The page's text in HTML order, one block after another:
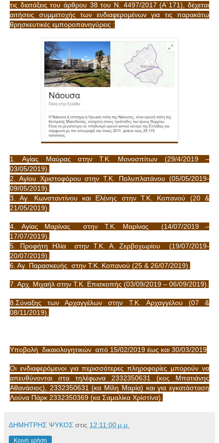
τις διατάξεις του άρθρου 38 του Ν. 4497/2017 (Α΄171), δέχεται
αιτήσεις συμμετοχής των ενδιαφερομένων για τις παρακάτω
θρησκευτικές εμποροπανηγύρεις :
1. Αγίας Μαύρας στην Τ.Κ. Μονοσπίτων (29/4/2019 –
03/05/2019).
2. Αγίου Χριστοφόρου στην Τ.Κ. Πολυπλατάνου (05/05/2019-
09/05/2019).
3. Αγ. Κωνσταντίνου και Ελένης στην Τ.Κ. Κοπανού (20 &
21/05/2019).
4. Αγίας Μαρίνας στην Τ.Κ. Μαρίνας (14/07/2019 –
17/07/2019).
5. Προφήτη Ηλία στην Τ.Κ. Α. Ζερβοχωρίου (19/07/2019-
20/07/2019).
6. Αγ. Παρασκευής στην Τ.Κ. Κοπανού (25 & 26/07/2019).
7. Αρχ. Μιχαήλ στην Τ.Κ. Επισκοπής (03/09/2019 – 06/09/2019).
8.Σύναξης των Αρχαγγέλων στην Τ.Κ. Αρχαγγέλου (07 &
08/11/2019).
Υποβολή δικαιολογητικών από 15/02/2019 έως και 30/03/2019
Οι ενδιαφερόμενοι για περισσότερες πληροφορίες μπορούν να
απευθύνονται στα τηλέφωνα 2332350631 (κος Μπατιάνης
Αθανάσιος), 2332350631 (κα Μίλη Μαρία) και για εγκατάσταση
Λούνα Πάρκ 2332350369 (κα Σαμαλίκα Χρίστίνα).
ΔΗΜΗΤΡΗΣ ΨΥΚΟΣ στις 12:11:00 μ.μ.
Κοινή χρήση